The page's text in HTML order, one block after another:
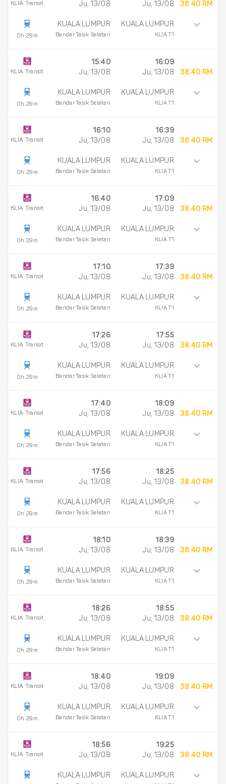
KLIA Transit
0h 29m
Ju, 13/08
KUALA LUMPUR
Bandar Tasik Selatan
Ju, 13/08
KUALA LUMPUR
KLIA T1
38.40 RM
KLIA Transit
0h 29m
15:40
Ju, 13/08
KUALA LUMPUR
Bandar Tasik Selatan
16:09
Ju, 13/08
KUALA LUMPUR
KLIA T1
38.40 RM
KLIA Transit
0h 29m
16:10
Ju, 13/08
KUALA LUMPUR
Bandar Tasik Selatan
16:39
Ju, 13/08
KUALA LUMPUR
KLIA T1
38.40 RM
KLIA Transit
0h 29m
16:40
Ju, 13/08
KUALA LUMPUR
Bandar Tasik Selatan
17:09
Ju, 13/08
KUALA LUMPUR
KLIA T1
38.40 RM
KLIA Transit
0h 29m
17:10
Ju, 13/08
KUALA LUMPUR
Bandar Tasik Selatan
17:39
Ju, 13/08
KUALA LUMPUR
KLIA T1
38.40 RM
KLIA Transit
0h 29m
17:26
Ju, 13/08
KUALA LUMPUR
Bandar Tasik Selatan
17:55
Ju, 13/08
KUALA LUMPUR
KLIA T1
38.40 RM
KLIA Transit
0h 29m
17:40
Ju, 13/08
KUALA LUMPUR
Bandar Tasik Selatan
18:09
Ju, 13/08
KUALA LUMPUR
KLIA T1
38.40 RM
KLIA Transit
0h 29m
17:56
Ju, 13/08
KUALA LUMPUR
Bandar Tasik Selatan
18:25
Ju, 13/08
KUALA LUMPUR
KLIA T1
38.40 RM
KLIA Transit
0h 29m
18:10
Ju, 13/08
KUALA LUMPUR
Bandar Tasik Selatan
18:39
Ju, 13/08
KUALA LUMPUR
KLIA T1
38.40 RM
KLIA Transit
0h 29m
18:26
Ju, 13/08
KUALA LUMPUR
Bandar Tasik Selatan
18:55
Ju, 13/08
KUALA LUMPUR
KLIA T1
38.40 RM
KLIA Transit
0h 29m
18:40
Ju, 13/08
KUALA LUMPUR
Bandar Tasik Selatan
19:09
Ju, 13/08
KUALA LUMPUR
KLIA T1
38.40 RM
KLIA Transit
18:56
Ju, 13/08
KUALA LUMPUR
19:25
Ju, 13/08
KUALA LUMPUR
38.40 RM